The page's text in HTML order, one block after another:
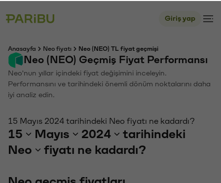
Giriş yap
Anasayfa Neo fiyatı Neo (NEO) TL fiyat geçmişi
Neo (NEO) Geçmiş Fiyat Performansı
Neo'nun yıllar içindeki fiyat değişimini inceleyin.
Performansını ve tarihindeki önemli dönüm noktalarını daha
iyi analiz edin.
15 Mayıs 2024 tarihindeki Neo fiyatı ne kadardı?
15 Mayıs 2024
tarihindeki
Neo
fiyatı ne kadardı?